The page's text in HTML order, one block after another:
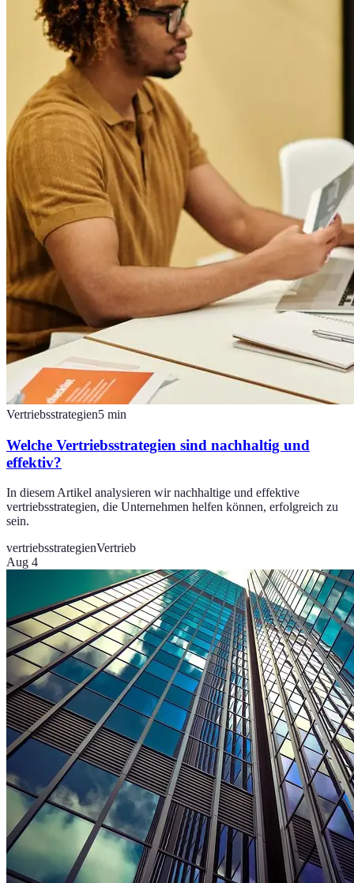
Vertriebsstrategien5 min
Welche Vertriebsstrategien sind nachhaltig und
effektiv?
In diesem Artikel analysieren wir nachhaltige und effektive
vertriebsstrategien, die Unternehmen helfen können, erfolgreich zu
sein.
vertriebsstrategienVertrieb
Aug 4